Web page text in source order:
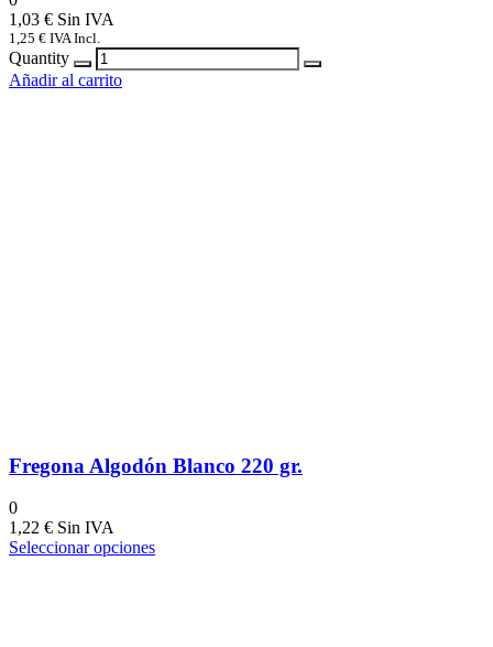
1,03 €
1,25 € IVA Incl.
Quantity
Añadir al carrito
Fregona Algodón Blanco 220 gr.
0
1,22 €
Seleccionar opciones